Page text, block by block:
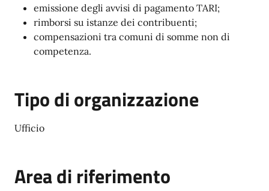
emissione degli avvisi di pagamento TARI;
rimborsi su istanze dei contribuenti;
compensazioni tra comuni di somme non di
competenza.
Tipo di organizzazione
Ufficio
Area di riferimento